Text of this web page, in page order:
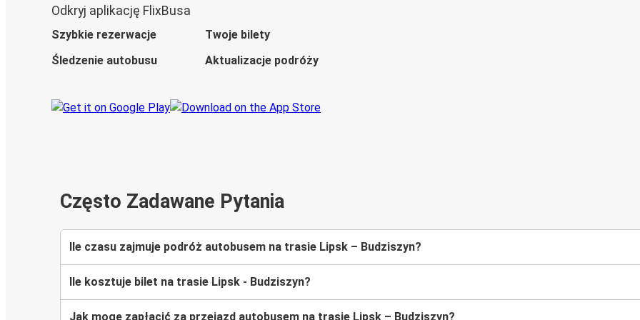
Odkryj aplikację FlixBusa
Szybkie rezerwacje
Twoje bilety
Śledzenie autobusu
Aktualizacje podróży
Często Zadawane Pytania
Ile czasu zajmuje podróż autobusem na trasie Lipsk – Budziszyn?
Ile kosztuje bilet na trasie Lipsk - Budziszyn?
Jak mogę zapłacić za przejazd autobusem na trasie Lipsk – Budziszyn?